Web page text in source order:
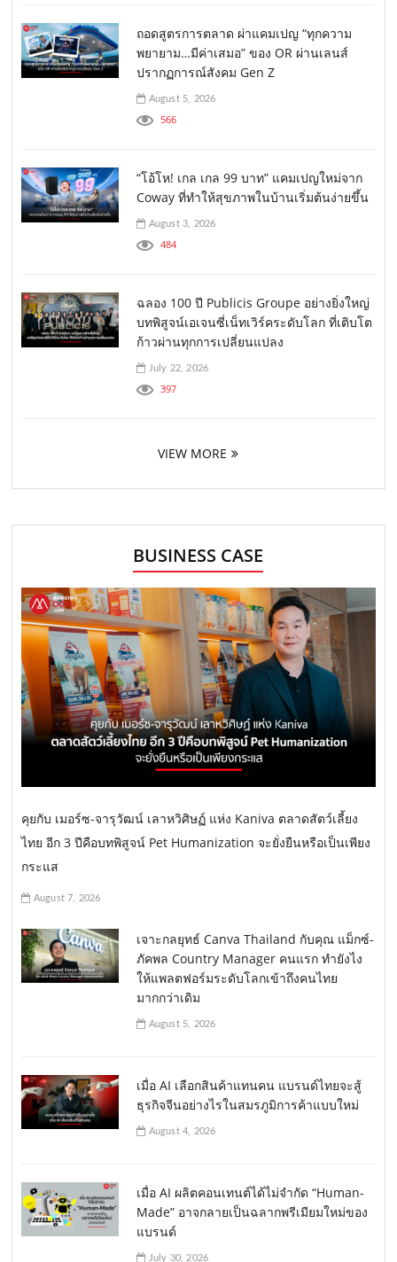
ถอดสูตรการตลาด ผ่าแคมเปญ “ทุกความ
พยายาม…มีค่าเสมอ” ของ OR ผ่านเลนส์
ปรากฏการณ์สังคม Gen Z
August 5, 2026
566
“โอ้โห! เกล เกล 99 บาท” แคมเปญใหม่จาก
Coway ที่ทำให้สุขภาพในบ้านเริ่มต้นง่ายขึ้น
August 3, 2026
484
ฉลอง 100 ปี Publicis Groupe อย่างยิ่งใหญ่
บทพิสูจน์เอเจนซี่เน็ทเวิร์คระดับโลก ที่เติบโต
ก้าวผ่านทุกการเปลี่ยนแปลง
July 22, 2026
397
VIEW MORE
BUSINESS CASE
คุยกับ เมอร์ซ-จารุวัฒน์ เลาหวิศิษฏ์ แห่ง Kaniva ตลาดสัตว์เลี้ยง
ไทย อีก 3 ปีคือบทพิสูจน์ Pet Humanization จะยั่งยืนหรือเป็นเพียง
กระแส
August 7, 2026
เจาะกลยุทธ์ Canva Thailand กับคุณ แม็กซ์-
ภัคพล Country Manager คนแรก ทำยังไง
ให้แพลตฟอร์มระดับโลกเข้าถึงคนไทย
มากกว่าเดิม
August 5, 2026
เมื่อ AI เลือกสินค้าแทนคน แบรนด์ไทยจะสู้
ธุรกิจจีนอย่างไรในสมรภูมิการค้าแบบใหม่
August 4, 2026
เมื่อ AI ผลิตคอนเทนต์ได้ไม่จำกัด “Human-
Made” อาจกลายเป็นฉลากพรีเมียมใหม่ของ
แบรนด์
July 30, 2026